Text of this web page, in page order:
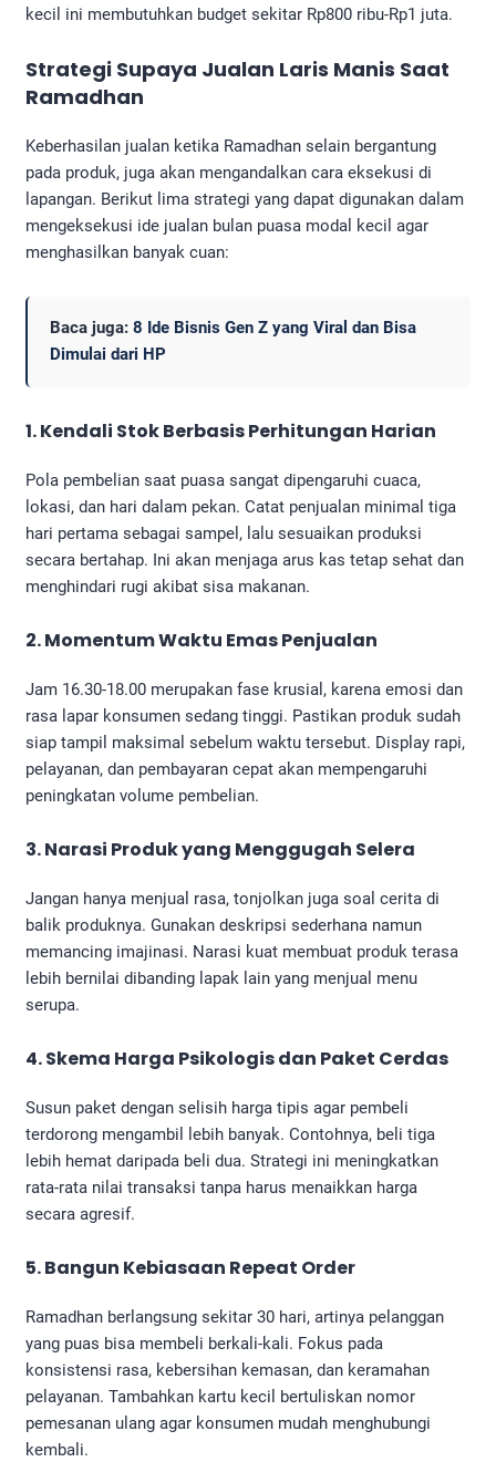
kecil ini membutuhkan budget sekitar Rp800 ribu-Rp1 juta.
Strategi Supaya Jualan Laris Manis Saat
Ramadhan
Keberhasilan jualan ketika Ramadhan selain bergantung
pada produk, juga akan mengandalkan cara eksekusi di
lapangan. Berikut lima strategi yang dapat digunakan dalam
mengeksekusi ide jualan bulan puasa modal kecil agar
menghasilkan banyak cuan:
Baca juga: 8 Ide Bisnis Gen Z yang Viral dan Bisa
Dimulai dari HP
1. Kendali Stok Berbasis Perhitungan Harian
Pola pembelian saat puasa sangat dipengaruhi cuaca,
lokasi, dan hari dalam pekan. Catat penjualan minimal tiga
hari pertama sebagai sampel, lalu sesuaikan produksi
secara bertahap. Ini akan menjaga arus kas tetap sehat dan
menghindari rugi akibat sisa makanan.
2. Momentum Waktu Emas Penjualan
Jam 16.30-18.00 merupakan fase krusial, karena emosi dan
rasa lapar konsumen sedang tinggi. Pastikan produk sudah
siap tampil maksimal sebelum waktu tersebut. Display rapi,
pelayanan, dan pembayaran cepat akan mempengaruhi
peningkatan volume pembelian.
3. Narasi Produk yang Menggugah Selera
Jangan hanya menjual rasa, tonjolkan juga soal cerita di
balik produknya. Gunakan deskripsi sederhana namun
memancing imajinasi. Narasi kuat membuat produk terasa
lebih bernilai dibanding lapak lain yang menjual menu
serupa.
4. Skema Harga Psikologis dan Paket Cerdas
Susun paket dengan selisih harga tipis agar pembeli
terdorong mengambil lebih banyak. Contohnya, beli tiga
lebih hemat daripada beli dua. Strategi ini meningkatkan
rata-rata nilai transaksi tanpa harus menaikkan harga
secara agresif.
5. Bangun Kebiasaan Repeat Order
Ramadhan berlangsung sekitar 30 hari, artinya pelanggan
yang puas bisa membeli berkali-kali. Fokus pada
konsistensi rasa, kebersihan kemasan, dan keramahan
pelayanan. Tambahkan kartu kecil bertuliskan nomor
pemesanan ulang agar konsumen mudah menghubungi
kembali.